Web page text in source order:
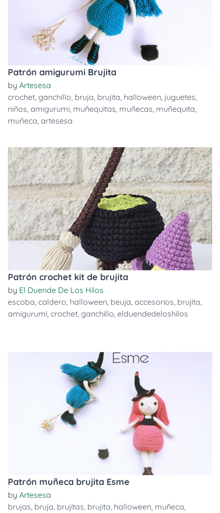
Patrón amigurumi Brujita
by Artesesa
crochet, ganchillo, bruja, brujita, halloween, juguetes,
niños, amigurumi, muñequitas, muñecas, muñequita,
muñeca, artesesa
Patrón crochet kit de brujita
by El Duende De Los Hilos
escoba, caldero, halloween, beuja, accesorios, brujita,
amigurumi, crochet, ganchillo, elduendedeloshilos
Patrón muñeca brujita Esme
by Artesesa
brujas, bruja, brujitas, brujita, halloween, muñeca,